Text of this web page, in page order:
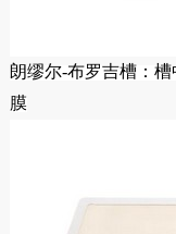
朗缪尔-布罗吉槽：
膜